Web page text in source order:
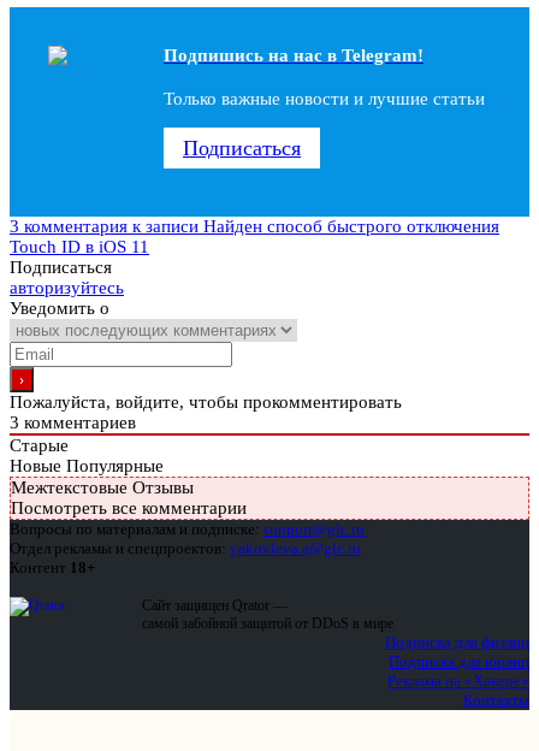
Подпишись на наc в Telegram!
Только важные новости и лучшие статьи
Подписаться
3 комментария к записи Найден способ быстрого отключения
Touch ID в iOS 11
Подписаться
авторизуйтесь
Уведомить о
Пожалуйста, войдите, чтобы прокомментировать
3 комментариев
Старые
Новые Популярные
Межтекстовые Отзывы
Посмотреть все комментарии
Вопросы по материалам и подписке: support@glc.ru
Отдел рекламы и спецпроектов: yakovleva.a@glc.ru
Контент 18+
Сайт защищен Qrator —
самой забойной защитой от DDoS в мире
Подписка для физлиц
Подписка для юрлиц
Реклама на «Хакере»
Контакты